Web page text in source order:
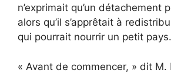
n’exprimait qu’un détachement
alors qu’il s’apprêtait à
qui pourrait nourrir un petit pays.
« Avant de commencer, » dit M.